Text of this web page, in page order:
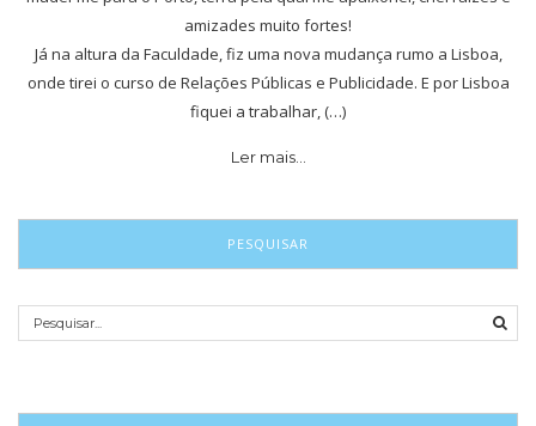
amizades muito fortes!
Já na altura da Faculdade, fiz uma nova mudança rumo a Lisboa,
onde tirei o curso de Relações Públicas e Publicidade. E por Lisboa
fiquei a trabalhar, (…)
Ler mais…
PESQUISAR